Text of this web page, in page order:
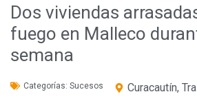
Dos viviendas
fuego en Malleco
semana
Categorías: Sucesos Curacautín,